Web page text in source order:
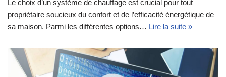
Le choix d’un système de chauffage est crucial pour tout
propriétaire soucieux du confort et de l’efficacité énergétique de
sa maison. Parmi les différentes options… Lire la suite »